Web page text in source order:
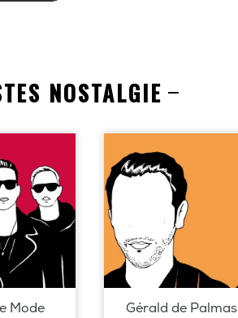
NOSTALGIE
Mode Gérald de Palmas